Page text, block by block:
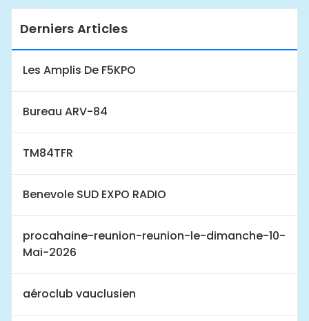
Derniers Articles
Les Amplis De F5KPO
Bureau ARV-84
TM84TFR
Benevole SUD EXPO RADIO
procahaine-reunion-reunion-le-dimanche-10-
Mai-2026
aéroclub vauclusien